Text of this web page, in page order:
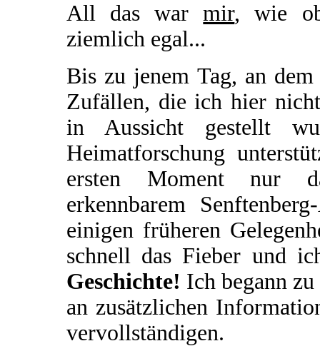
All das warmir, wie
ziemlich egal...
Bis zu jenem Tag, an
Zufällen, die ich hier
in Aussicht gestellt
Heimatforschung
ersten Moment nur
erkennbarem
einigen früheren
schnell das Fieber und
Geschichte! Ich begann
an zusätzlichen
vervollständigen.